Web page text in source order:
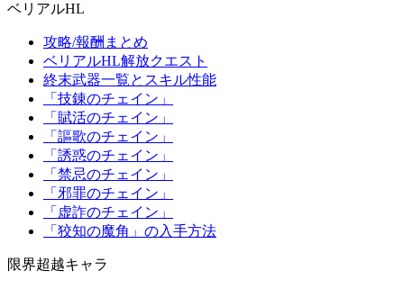
ベリアルHL
攻略/報酬まとめ
ベリアルHL解放クエスト
終末武器一覧とスキル性能
「技錬のチェイン」
「賦活のチェイン」
「謳歌のチェイン」
「誘惑のチェイン」
「禁忌のチェイン」
「邪罪のチェイン」
「虚詐のチェイン」
「狡知の魔角」の入手方法
限界超越キャラ